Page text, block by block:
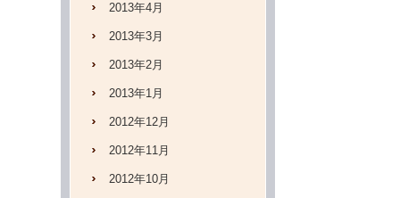
2013年4月
2013年3月
2013年2月
2013年1月
2012年12月
2012年11月
2012年10月